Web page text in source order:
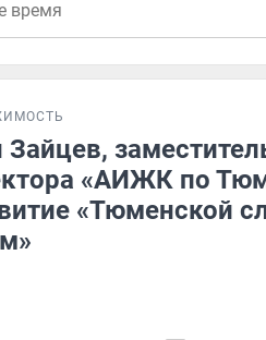
«АИЖК по
«Тюменской